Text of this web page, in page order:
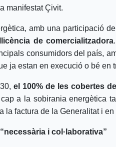
manifestat Çivit.
amb una participació
llicència de comercialitzadora
consumidors del país,
ja estan en execució o bé en
el 100% de les cobertes
a la sobirania energètica
la factura de la Generalitat i
i col·laborativa”